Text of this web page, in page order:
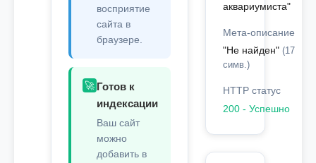
восприятие
сайта в
браузере.
🚀 Готов к
индексации
Ваш сайт
можно
добавить в
аквариумиста"
Мета-описание
"Не найден" (17
симв.)
HTTP статус
200 - Успешно